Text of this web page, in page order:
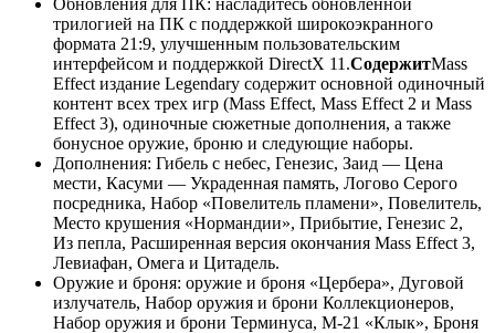
трилогией на ПК с поддержкой широкоэкранного
формата 21:9, улучшенным пользовательским
интерфейсом и поддержкой DirectX 11.СодержитMass
Effect издание Legendary содержит основной одиночный
контент всех трех игр (Mass Effect, Mass Effect 2 и Mass
Effect 3), одиночные сюжетные дополнения, а также
бонусное оружие, броню и следующие наборы.
Дополнения: Гибель с небес, Генезис, Заид — Цена
мести, Касуми — Украденная память, Логово Серого
посредника, Набор «Повелитель пламени», Повелитель,
Место крушения «Нормандии», Прибытие, Генезис 2,
Из пепла, Расширенная версия окончания Mass Effect 3,
Левиафан, Омега и Цитадель.
Оружие и броня: оружие и броня «Цербера», Дуговой
излучатель, Набор оружия и брони Коллекционеров,
Набор оружия и брони Терминуса, M-21 «Клык», Броня